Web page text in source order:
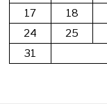
17
18
24
25
31